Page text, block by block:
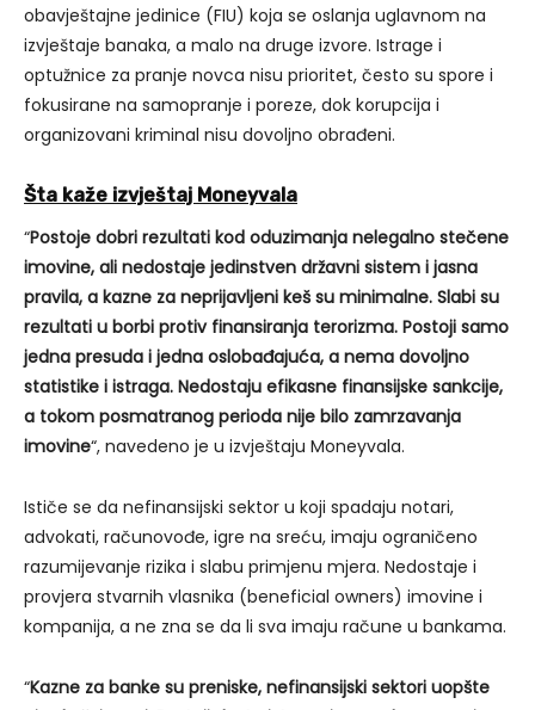
obavještajne jedinice (FIU) koja se oslanja uglavnom na
izvještaje banaka, a malo na druge izvore. Istrage i
optužnice za pranje novca nisu prioritet, često su spore i
fokusirane na samopranje i poreze, dok korupcija i
organizovani kriminal nisu dovoljno obrađeni.
Šta kaže izvještaj Moneyvala
“Postoje dobri rezultati kod oduzimanja nelegalno stečene
imovine, ali nedostaje jedinstven državni sistem i jasna
pravila, a kazne za neprijavljeni keš su minimalne. Slabi su
rezultati u borbi protiv finansiranja terorizma. Postoji samo
jedna presuda i jedna oslobađajuća, a nema dovoljno
statistike i istraga. Nedostaju efikasne finansijske sankcije,
a tokom posmatranog perioda nije bilo zamrzavanja
imovine“, navedeno je u izvještaju Moneyvala.
Ističe se da nefinansijski sektor u koji spadaju notari,
advokati, računovođe, igre na sreću, imaju ograničeno
razumijevanje rizika i slabu primjenu mjera. Nedostaje i
provjera stvarnih vlasnika (beneficial owners) imovine i
kompanija, a ne zna se da li sva imaju račune u bankama.
“Kazne za banke su preniske, nefinansijski sektori uopšte